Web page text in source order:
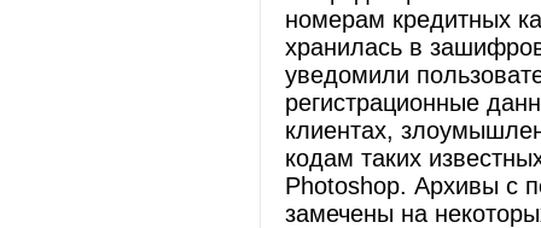
номерам кредитных
хранилась в
уведомили
регистрационные
клиентах,
кодам таких
Photoshop. Архивы с
замечены на